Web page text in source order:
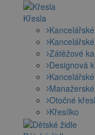
Křesla
Zátěžové
Designová
Otočné
Křesílko